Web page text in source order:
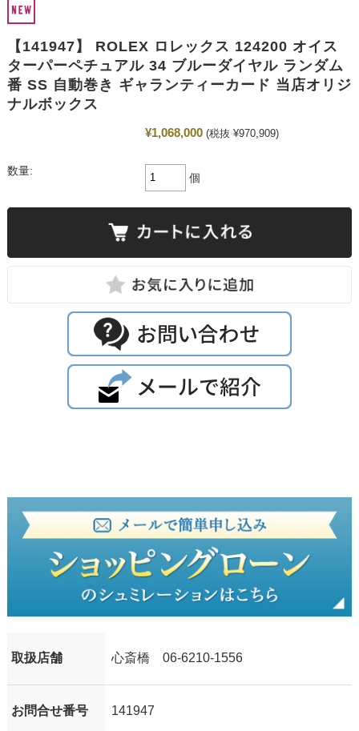
【141947】 ROLEX ロレックス 124200 オイス
ターパーペチュアル 34 ブルーダイヤル ランダム
番 SS 自動巻き ギャランティーカード 当店オリジ
ナルボックス
¥1,068,000 (税抜 ¥970,909)
数量:
個
取扱店舗 心斎橋 06-6210-1556
お問合せ番号 141947